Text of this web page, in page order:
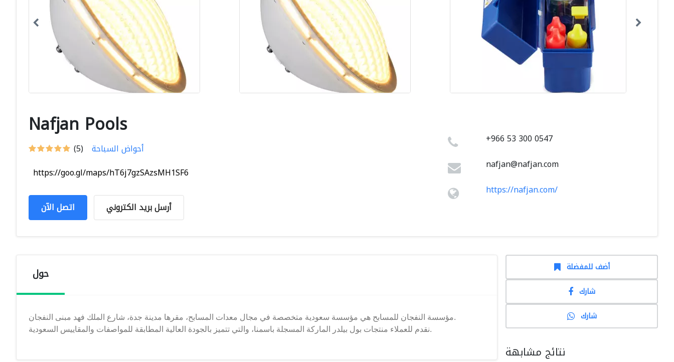
Nafjan Pools
(5) أحواض السباحة
https://goo.gl/maps/hT6j7gzSAzsMH1SF6
اتصل الآن أرسل بريد الكتروني
+966 53 300 0547
nafjan@nafjan.com
https://nafjan.com/
حول
مؤسسة النفجان للمسابح هي مؤسسة سعودية متخصصة في مجال معدات المسابح، مقرها مدينة جدة، شارع الملك فهد مبنى النفجان.
نقدم للعملاء منتجات بول بيلدر الماركة المسجلة باسمنا، والتي تتميز بالجودة العالية المطابقة للمواصفات والمقاييس السعودية.
أضف للمفضلة
شارك
شارك
نتائج مشابهة